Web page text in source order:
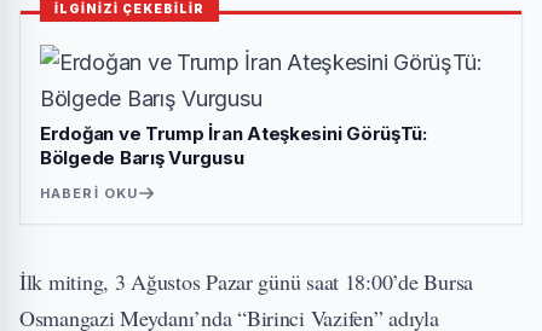
İLGİNİZİ ÇEKEBİLİR
Erdoğan ve Trump İran Ateşkesini GörüşTü:
Bölgede Barış Vurgusu
HABERI OKU
İlk miting, 3 Ağustos Pazar günü saat 18:00’de Bursa
Osmangazi Meydanı’nda “Birinci Vazifen” adıyla